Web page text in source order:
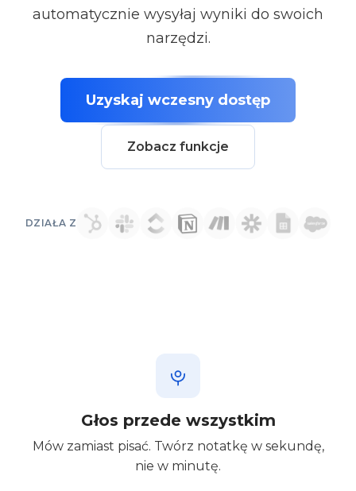
automatycznie wysyłaj wyniki do swoich
narzędzi.
Uzyskaj wczesny dostęp
Zobacz funkcje
DZIAŁA Z
Głos przede wszystkim
Mów zamiast pisać. Twórz notatkę w sekundę,
nie w minutę.